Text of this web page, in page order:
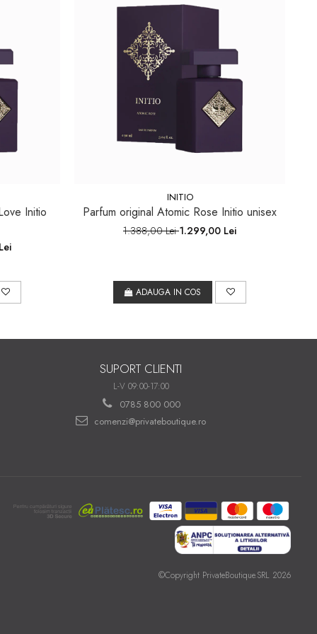
Initio
INITIO
Parfum original Atomic Rose Initio unisex
1.388,00 Lei1.299,00 Lei
ADAUGA IN COS
SUPORT CLIENTI
L-V 09:00-17:00
0785 800 000
comenzi@privateboutique.ro
©Copyright PrivateBoutique.SRL 2026